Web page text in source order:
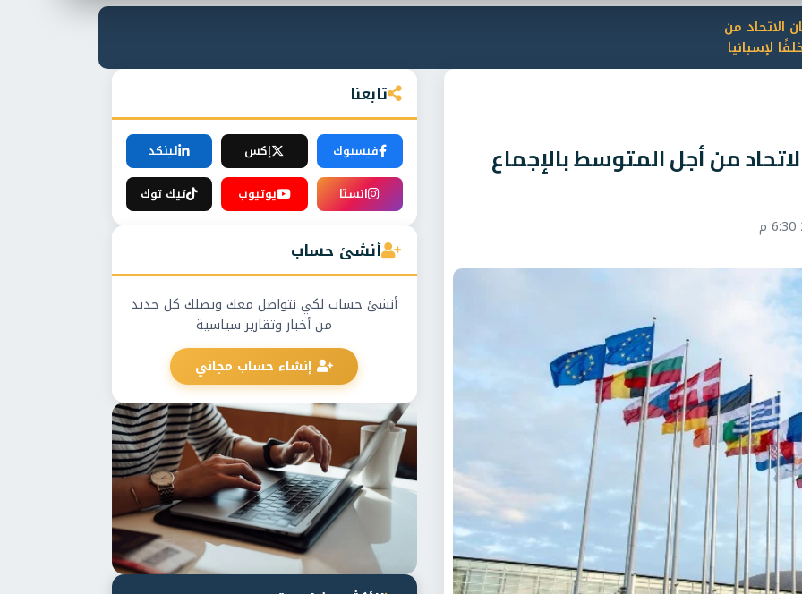
الاتحاد من
لإسبانيا
من أجل المتوسط بالإجماع
تابعنا
فيسبوك إكس
لينكد
انستا
يوتيوب تيك توك
أنشئ حساب
أنشئ حساب لكي نتواصل معك ويصلك كل جديد
من أخبار وتقارير سياسية
إنشاء حساب مجاني